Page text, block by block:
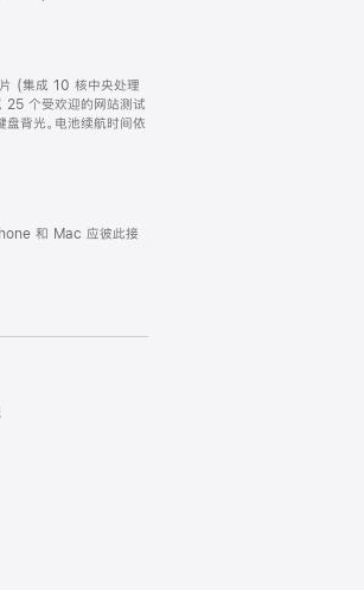
(集成 10 核中央处理
个受欢迎的网站测试
背光。电池续航时间依
和 Mac 应彼此接